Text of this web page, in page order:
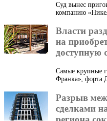
Суд вынес
компанию
Власти
на
доступную
Самые крупные
Франка», форта
Разрыв
сделками